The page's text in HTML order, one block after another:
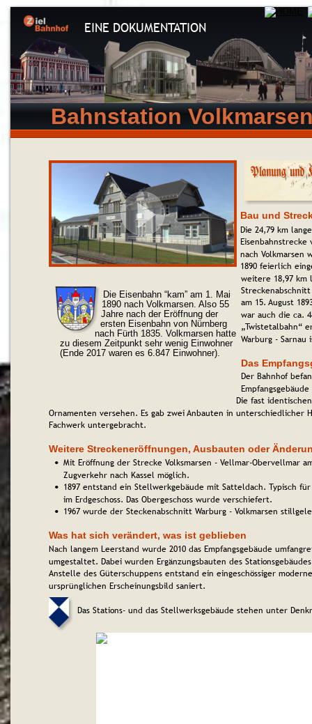
EINE DOKUMENTATION
Bau und
Die 24,79 km
Eisenbahnstrecke
nach Volkmarsen
1890 feierlich
weitere 18,97 km
am 15. August
war auch die ca.
„Twistetalbahn“
Warburg - Sarnau
Das
Der Bahnhof
Die fast
Ornamenten versehen. Es gab zwei Anbauten in
Fachwerk untergebracht.
Weitere Streckeneröffnungen, Ausbauten oder
• Mit Eröffnung der Strecke Volksmarsen - Vellmar-Obervellmar
Zugverkehr nach Kassel möglich.
• 1897 entstand ein Stellwerkgebäude mit Satteldach. Typisch
im Erdgeschoss. Das Obergeschoss wurde verschiefert.
• 1967 wurde der Steckenabschnitt Warburg - Volkmarsen
Was hat sich verändert, was ist geblieben
Nach langem Leerstand wurde 2010 das Empfangsgebäude
umgestaltet. Dabei wurden Ergänzungsbauten des
Anstelle des Güterschuppens entstand ein eingeschössiger
ursprünglichen Erscheinungsbild saniert.
Das Stations- und das Stellwerksgebäude stehen unter
Die Eisenbahn “kam” am 1. Mai
1890 nach Volkmarsen. Also 55
Jahre nach der Eröffnung der
ersten Eisenbahn von Nürnberg
nach Fürth 1835. Volkmarsen hatte
zu diesem Zeitpunkt sehr wenig Einwohner
(Ende 2017 waren es 6.847 Einwohner).
Bahnstation